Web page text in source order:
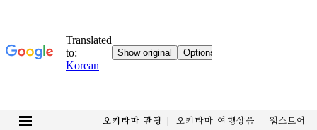
오키타마 관광 오키타마 여행상품 웹스토어